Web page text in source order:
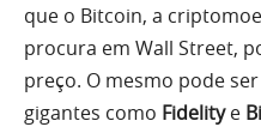
que o Bitcoin, a
procura em Wall Street,
preço. O mesmo pode
gigantes como Fidelitye